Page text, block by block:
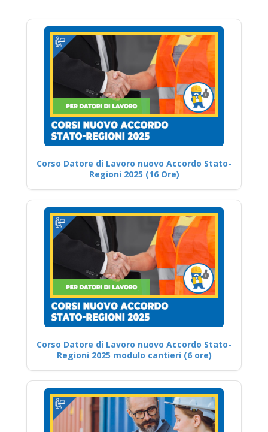
Corso Datore di Lavoro nuovo Accordo Stato-
Regioni 2025 (16 Ore)
Corso Datore di Lavoro nuovo Accordo Stato-
Regioni 2025 modulo cantieri (6 ore)